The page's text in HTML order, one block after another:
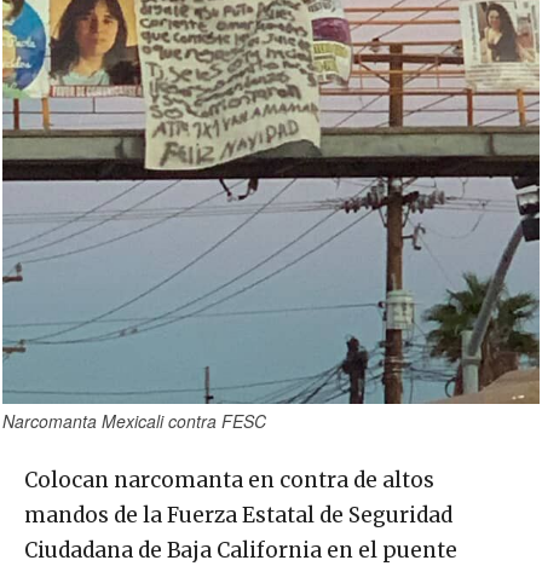
Narcomanta Mexicali contra FESC
Colocan narcomanta en contra de altos
mandos de la Fuerza Estatal de Seguridad
Ciudadana de Baja California en el puente